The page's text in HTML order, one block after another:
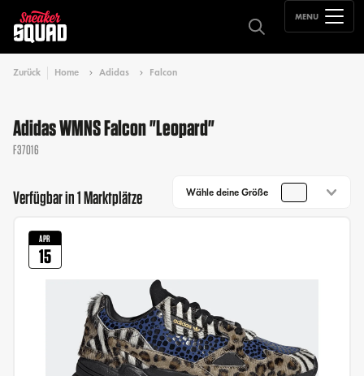
MENU
Zurück Home Adidas Falcon
Adidas WMNS Falcon "Leopard"
F37016
Verfügbar in 1 Marktplätze Wähle deine Größe
APR
15